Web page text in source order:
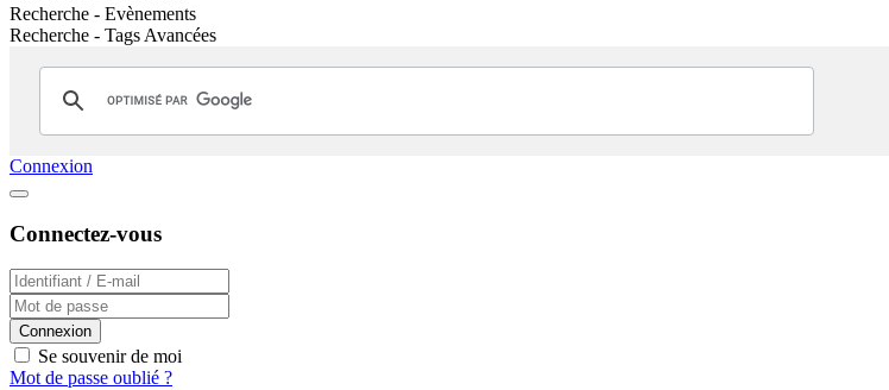
Recherche - Evènements
Recherche - Tags Avancées
Connexion
Connectez-vous
Connexion
Se souvenir de moi
Mot de passe oublié ?